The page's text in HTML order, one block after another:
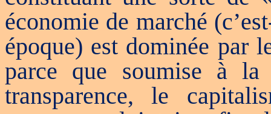
économie de marché
époque) est dominée par
parce que soumise à
transparence, le